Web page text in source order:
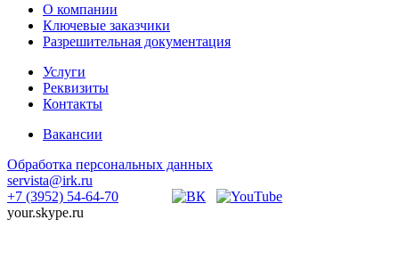
О компании
Ключевые заказчики
Разрешительная документация
Услуги
Реквизиты
Контакты
Вакансии
Обработка персональных данных
servista@irk.ru
+7 (3952) 54-64-70
your.skype.ru